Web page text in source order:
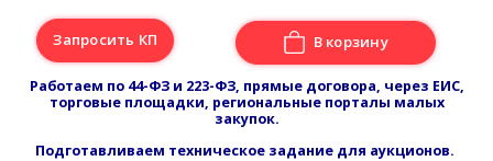
Запросить КП В корзину
Работаем по 44-ФЗ и 223-ФЗ, прямые договора, через ЕИС,
торговые площадки, региональные порталы малых
закупок.
Подготавливаем техническое задание для аукционов.